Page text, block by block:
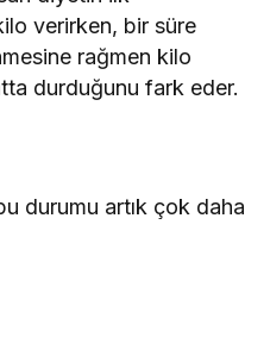
verirken, bir süre
rağmen kilo
durduğunu fark eder.
durumu artık çok daha